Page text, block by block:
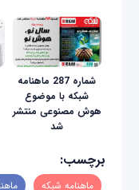
شماره 287 ماهنامه
شبکه با موضوع
هوش مصنوعی منتشر
شد
برچسب:
ماهنامه شبکه